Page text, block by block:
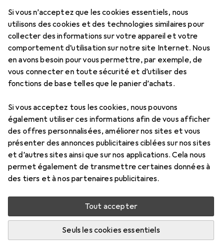
Si vous n’acceptez que les cookies essentiels, nous
utilisons des cookies et des technologies similaires pour
collecter des informations sur votre appareil et votre
comportement d’utilisation sur notre site Internet. Nous
en avons besoin pour vous permettre, par exemple, de
vous connecter en toute sécurité et d’utiliser des
fonctions de base telles que le panier d’achats.
Si vous acceptez tous les cookies, nous pouvons
également utiliser ces informations afin de vous afficher
des offres personnalisées, améliorer nos sites et vous
présenter des annonces publicitaires ciblées sur nos sites
et d’autres sites ainsi que sur nos applications. Cela nous
permet également de transmettre certaines données à
des tiers et à nos partenaires publicitaires.
Tout accepter
Seuls les cookies essentiels
Aspirateur industriel :
accessoires
ProduitsForum